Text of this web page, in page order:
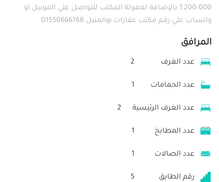
1.200.000 بالإضافة لعمولة المكتب للتواصل علي الموبيل او
واتساب علي رقم مكتب عقارات @المنيل 01550666768
المرافق
عدد الغرف 2
عدد الحمامات 1
عدد الغرف الرئيسية 2
عدد المطابخ 1
عدد الصالات 1
رقم الطابق 5